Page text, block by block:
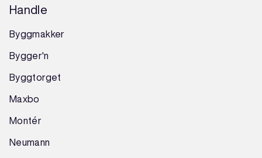
Handle
Byggmakker
Bygger'n
Byggtorget
Maxbo
Montér
Neumann